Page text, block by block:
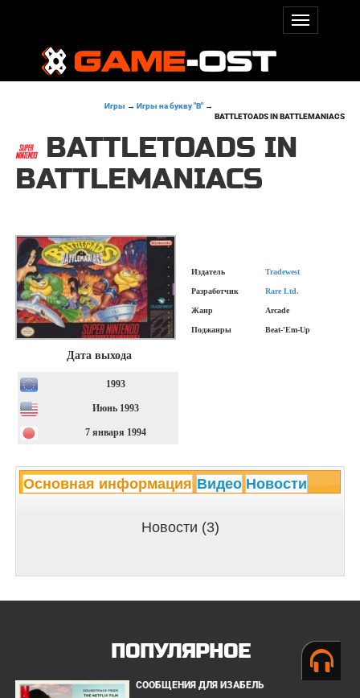
Игры → Игры на букву "B"→
BATTLETOADS IN BATTLEMANIACS
BATTLETOADS IN
BATTLEMANIACS
Дата выхода
1993
Июнь 1993
7 января 1994
Издатель Tradewest
Разработчик Rare Ltd.
Жанр Arcade
Поджанры Beat-'Em-Up
Основная информация Видео Новости
Новости (3)
ПОПУЛЯРНОЕ
СООБЩЕНИЯ ДЛЯ ИЗАБЕЛЬ